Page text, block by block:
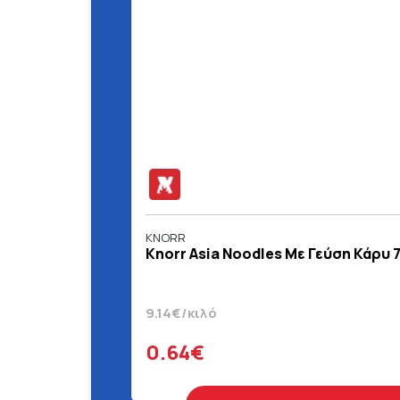
KNORR
Knorr Asia Noodles Με Γεύση Κάρυ
9.14€/κιλό
0.64€